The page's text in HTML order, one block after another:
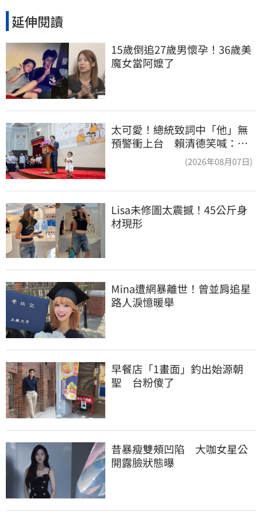
延伸閱讀
15歲倒追27歲男懷孕！36歲美
魔女當阿嬤了
太可愛！總統致詞中「他」無
預警衝上台 賴清德笑喊：卸
(2026年08月07日)
Lisa未修圖太震撼！45公斤身
材現形
Mina遭網暴離世！曾並肩追星
路人淚憶暖舉
早餐店「1畫面」釣出始源朝
聖　台粉傻了
昔暴瘦雙頰凹陷　大咖女星公
開露臉狀態曝